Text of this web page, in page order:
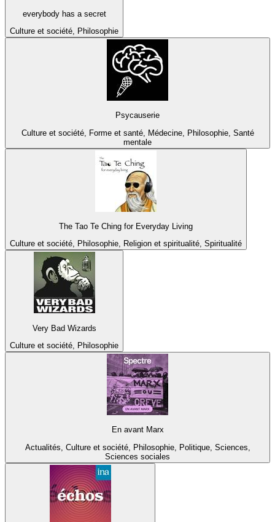
everybody has a secret
Culture et société, Philosophie
Psycauserie
Culture et société, Forme et santé, Médecine, Philosophie, Santé
mentale
The Tao Te Ching for Everyday Living
Culture et société, Philosophie, Religion et spiritualité, Spiritualité
Very Bad Wizards
Culture et société, Philosophie
En avant Marx
Actualités, Culture et société, Philosophie, Politique, Sciences,
Sciences sociales